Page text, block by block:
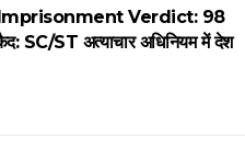
Verdict: 98
SC/ST अत्याचार अधिनियम में देश